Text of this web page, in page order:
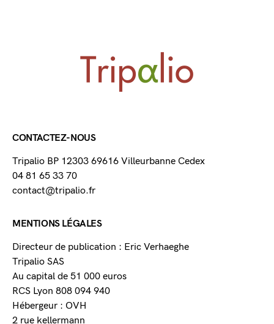
CONTACTEZ-NOUS
Tripalio BP 12303 69616 Villeurbanne Cedex
04 81 65 33 70
contact@tripalio.fr
MENTIONS LÉGALES
Directeur de publication : Eric Verhaeghe
Tripalio SAS
Au capital de 51 000 euros
RCS Lyon 808 094 940
Hébergeur : OVH
2 rue kellermann